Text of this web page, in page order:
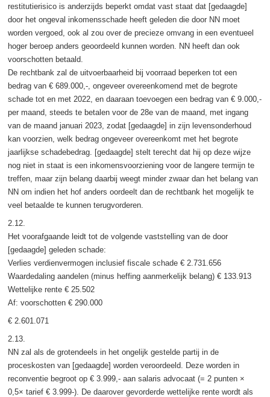
restitutierisico is anderzijds beperkt omdat vast staat dat [gedaagde]
door het ongeval inkomensschade heeft geleden die door NN moet
worden vergoed, ook al zou over de precieze omvang in een eventueel
hoger beroep anders geoordeeld kunnen worden. NN heeft dan ook
voorschotten betaald.
De rechtbank zal de uitvoerbaarheid bij voorraad beperken tot een
bedrag van € 689.000,-, ongeveer overeenkomend met de begrote
schade tot en met 2022, en daaraan toevoegen een bedrag van € 9.000,-
per maand, steeds te betalen voor de 28e van de maand, met ingang
van de maand januari 2023, zodat [gedaagde] in zijn levensonderhoud
kan voorzien, welk bedrag ongeveer overeenkomt met het begrote
jaarlijkse schadebedrag. [gedaagde] stelt terecht dat hij op deze wijze
nog niet in staat is een inkomensvoorziening voor de langere termijn te
treffen, maar zijn belang daarbij weegt minder zwaar dan het belang van
NN om indien het hof anders oordeelt dan de rechtbank het mogelijk te
veel betaalde te kunnen terugvorderen.
2.12.
Het voorafgaande leidt tot de volgende vaststelling van de door
[gedaagde] geleden schade:
Verlies verdienvermogen inclusief fiscale schade € 2.731.656
Waardedaling aandelen (minus heffing aanmerkelijk belang) € 133.913
Wettelijke rente € 25.502
Af: voorschotten € 290.000
€ 2.601.071
2.13.
NN zal als de grotendeels in het ongelijk gestelde partij in de
proceskosten van [gedaagde] worden veroordeeld. Deze worden in
reconventie begroot op € 3.999,- aan salaris advocaat (= 2 punten ×
0,5× tarief € 3.999-). De daarover gevorderde wettelijke rente wordt als